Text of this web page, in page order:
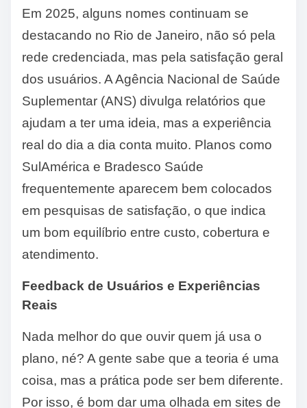
Em 2025, alguns nomes continuam se
destacando no Rio de Janeiro, não só pela
rede credenciada, mas pela satisfação geral
dos usuários. A Agência Nacional de Saúde
Suplementar (ANS) divulga relatórios que
ajudam a ter uma ideia, mas a experiência
real do dia a dia conta muito. Planos como
SulAmérica e Bradesco Saúde
frequentemente aparecem bem colocados
em pesquisas de satisfação, o que indica
um bom equilíbrio entre custo, cobertura e
atendimento.
Feedback de Usuários e Experiências
Reais
Nada melhor do que ouvir quem já usa o
plano, né? A gente sabe que a teoria é uma
coisa, mas a prática pode ser bem diferente.
Por isso, é bom dar uma olhada em sites de